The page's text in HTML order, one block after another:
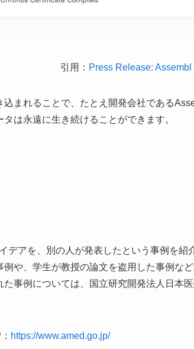
引用： Press Release:
まれることで、たとえ開発会社である
は永遠に生き続けることができます。
デアを、別の人が発表したという事例を紹
や、学生が教授の論文を盗用した事例な
事例については、国立研究開発法人日本
https://www.amed.go.jp/